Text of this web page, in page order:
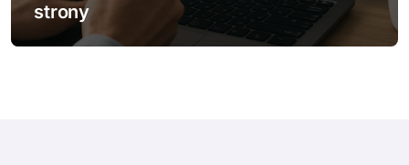
strony